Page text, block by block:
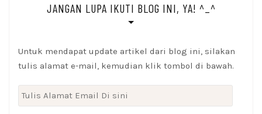
JANGAN LUPA IKUTI BLOG INI, YA! ^_^
Untuk mendapat update artikel dari blog ini, silakan
tulis alamat e-mail, kemudian klik tombol di bawah.
Tulis
Alamat